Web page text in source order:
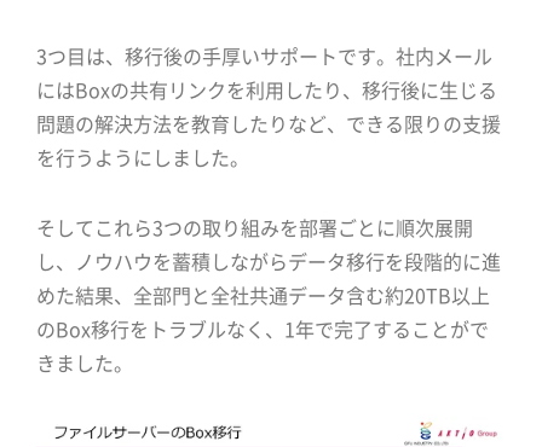
3つ目は、移行後の手厚いサポートです。社内メール
にはBoxの共有リンクを利用したり、移行後に生じる
問題の解決方法を教育したりなど、できる限りの支援
を行うようにしました。
そしてこれら3つの取り組みを部署ごとに順次展開
し、ノウハウを蓄積しながらデータ移行を段階的に進
めた結果、全部門と全社共通データ含む約20TB以上
のBox移行をトラブルなく、1年で完了することがで
きました。